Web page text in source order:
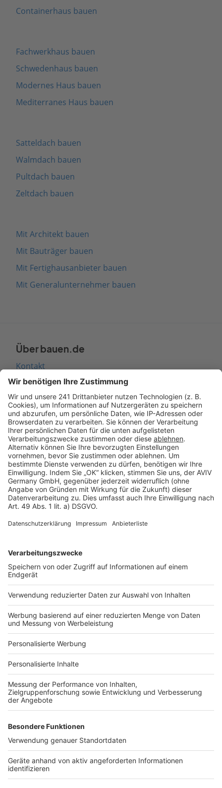
Containerhaus bauen
Fachwerkhaus bauen
Schwedenhaus bauen
Modernes Haus bauen
Mediterranes Haus bauen
Satteldach bauen
Walmdach bauen
Pultdach bauen
Zeltdach bauen
Mit Architekt bauen
Mit Bauträger bauen
Mit Fertighausanbieter bauen
Mit Generalunternehmer bauen
Über bauen.de
Kontakt
Seitenaufbau
Barrierefreiheit
Cookie Einstellungen
Rechtliches
AGB-Übersicht
Datenschutz
Impressum
Services
Bauprojekt-Quiz
Häuser-Suche
Hausanbieter-Suche
Bauprojekt-Profil
Für Unternehmen
Ihre Baufirma auf bauen.de
Kostenloses Infogespräch